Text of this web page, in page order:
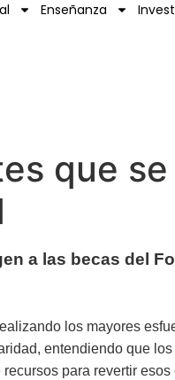
Enseñanza
que
a las becas del
los mayores
entendiendo que
para revertir